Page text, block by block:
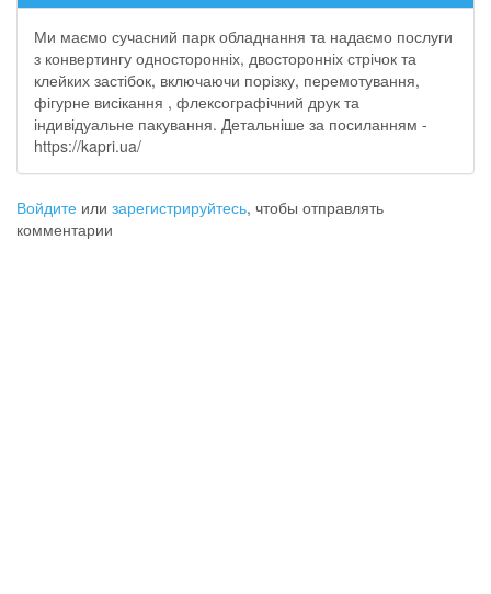
Ми маємо сучасний парк обладнання та надаємо послуги
з конвертингу односторонніх, двосторонніх стрічок та
клейких застібок, включаючи порізку, перемотування,
фігурне висікання , флексографічний друк та
індивідуальне пакування. Детальніше за посиланням -
https://kapri.ua/
Войдите или зарегистрируйтесь, чтобы отправлять
комментарии